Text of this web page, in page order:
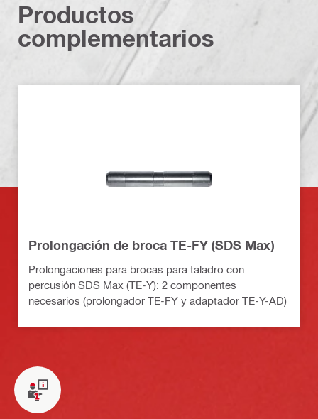
Productos
complementarios
Prolongación de broca TE-FY (SDS Max)
Prolongaciones para brocas para taladro con
percusión SDS Max (TE-Y): 2 componentes
necesarios (prolongador TE-FY y adaptador TE-Y-AD)